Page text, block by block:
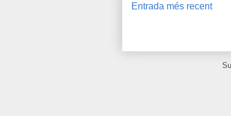
Entrada més recent